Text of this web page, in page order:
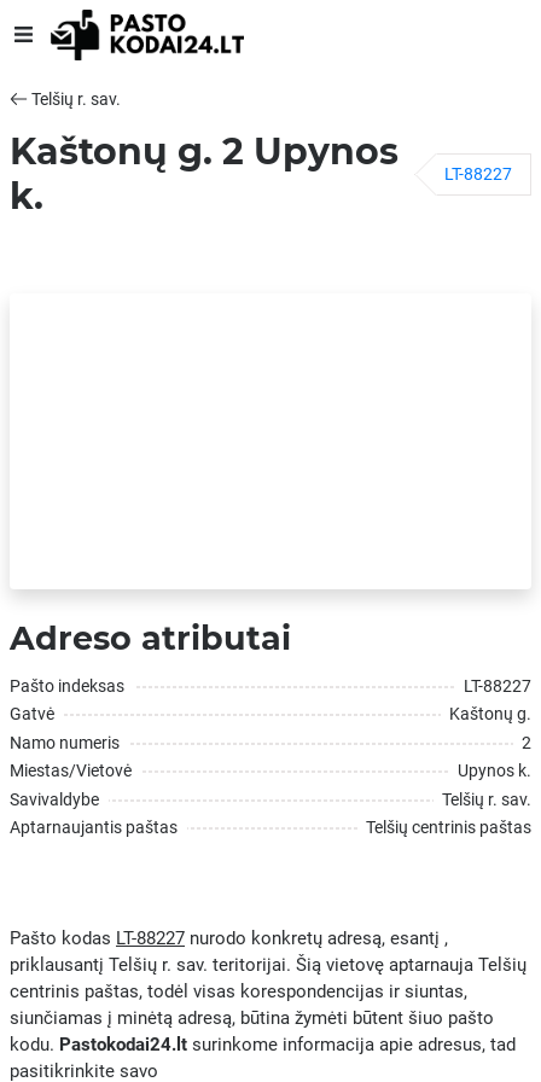
Telšių r. sav.
Kaštonų g. 2 Upynos
k.
LT-88227
Adreso atributai
Pašto indeksas
LT-88227
Gatvė
Kaštonų g.
Namo numeris
2
Miestas/Vietovė
Upynos k.
Savivaldybe
Telšių r. sav.
Aptarnaujantis paštas
Telšių centrinis paštas
Pašto kodas LT-88227 nurodo konkretų adresą, esantį ,
priklausantį Telšių r. sav. teritorijai. Šią vietovę aptarnauja Telšių
centrinis paštas, todėl visas korespondencijas ir siuntas,
siunčiamas į minėtą adresą, būtina žymėti būtent šiuo pašto
kodu. Pastokodai24.lt surinkome informacija apie adresus, tad
pasitikrinkite savo